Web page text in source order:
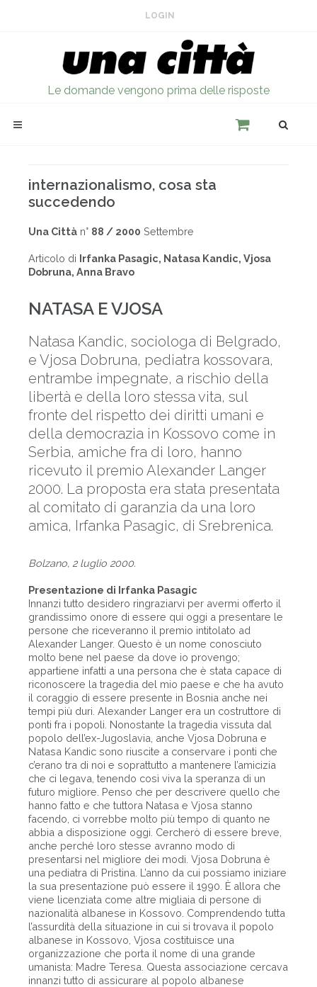
LOGIN
Le domande vengono prima delle risposte
internazionalismo, cosa sta
succedendo
Una Città n° 88 / 2000 Settembre
Articolo di Irfanka Pasagic, Natasa Kandic, Vjosa
Dobruna, Anna Bravo
NATASA E VJOSA
Natasa Kandic, sociologa di Belgrado,
e Vjosa Dobruna, pediatra kossovara,
entrambe impegnate, a rischio della
libertà e della loro stessa vita, sul
fronte del rispetto dei diritti umani e
della democrazia in Kossovo come in
Serbia, amiche fra di loro, hanno
ricevuto il premio Alexander Langer
2000. La proposta era stata presentata
al comitato di garanzia da una loro
amica, Irfanka Pasagic, di Srebrenica.
Bolzano, 2 luglio 2000.
Presentazione di Irfanka Pasagic
Innanzi tutto desidero ringraziarvi per avermi offerto il
grandissimo onore di essere qui oggi a presentare le
persone che riceveranno il premio intitolato ad
Alexander Langer. Questo è un nome conosciuto
molto bene nel paese da dove io provengo;
appartiene infatti a una persona che è stata capace di
riconoscere la tragedia del mio paese e che ha avuto
il coraggio di essere presente in Bosnia anche nei
tempi più duri. Alexander Langer era un costruttore di
ponti fra i popoli. Nonostante la tragedia vissuta dal
popolo dell’ex-Jugoslavia, anche Vjosa Dobruna e
Natasa Kandic sono riuscite a conservare i ponti che
c’erano tra di noi e soprattutto a mantenere l’amicizia
che ci legava, tenendo così viva la speranza di un
futuro migliore. Penso che per descrivere quello che
hanno fatto e che tuttora Natasa e Vjosa stanno
facendo, ci vorrebbe molto più tempo di quanto ne
abbia a disposizione oggi. Cercherò di essere breve,
anche perché loro stesse avranno modo di
presentarsi nel migliore dei modi. Vjosa Dobruna è
una pediatra di Pristina. L’anno da cui possiamo iniziare
la sua presentazione può essere il 1990. È allora che
viene licenziata come altre migliaia di persone di
nazionalità albanese in Kossovo. Comprendendo tutta
l’assurdità della situazione in cui si trovava il popolo
albanese in Kossovo, Vjosa costituisce una
organizzazione che porta il nome di una grande
umanista: Madre Teresa. Questa associazione cercava
innanzi tutto di assicurare al popolo albanese